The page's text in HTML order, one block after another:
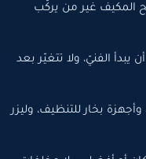
غير من يركّب
الفنيّ، ولا تتغيّر بعد
بخار للتنظيف، وليزر